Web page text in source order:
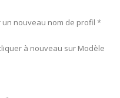
un nouveau nom de profil *
à nouveau sur Modèle